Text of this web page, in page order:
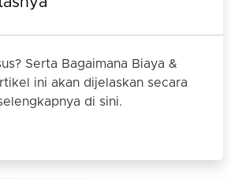
Serta Bagaimana Biaya &
ini akan dijelaskan secara
di sini.